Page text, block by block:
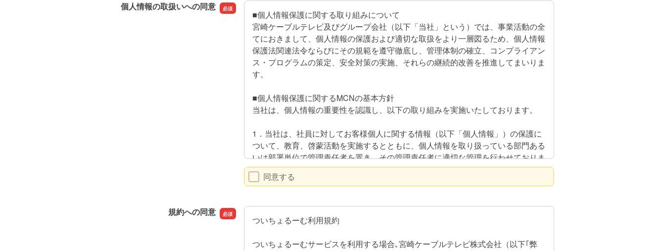
個人情報の取扱いへの同意
■個人情報保護に関する取り組みについて
宮崎ケーブルテレビ及びグループ会社（以下「当社」という）では、事業活動の全
てにおきまして、個人情報の保護および適切な取扱をより一層図るため、個人情報
保護法関連法令ならびにその規範を遵守徹底し、管理体制の確立、コンプライアン
ス・プログラムの策定、安全対策の実施、それらの継続的改善を推進してまいりま
す。
■個人情報保護に関するMCNの基本方針
当社は、個人情報の重要性を認識し、以下の取り組みを実施いたしております。
1．当社は、社員に対してお客様個人に関する情報（以下「個人情報」）の保護に
ついて、教育、啓蒙活動を実施するとともに、個人情報を取り扱っている部門ある
いは部署単位で管理責任者を置き、その管理責任者に適切な管理を行わせておりま
す。
る限り特定するとともに、お客様に対する当社の窓口等をあらかじめ明示したうえ
で、必要な範囲の個人情報を取得させていただきます。
3．当社は、法的な要請等によらない限り、お客様から取得させていただいた個人
同意する
規約への同意
ついちょるーむ利用規約
ついちょるーむサービスを利用する場合､宮崎ケーブルテレビ株式会社（以下｢弊